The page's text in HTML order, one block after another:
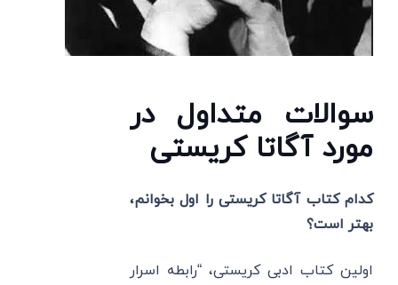
سوالات متداول در
مورد آگاتا کریستی
کدام کتاب آگاتا کریستی را اول بخوانم،
بهتر است؟
اولین کتاب ادبی کریستی، “رابطه اسرار